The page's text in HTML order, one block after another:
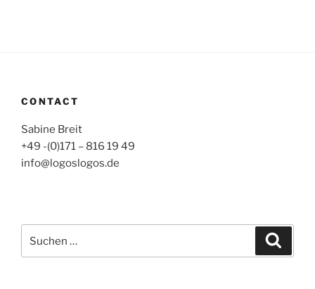
CONTACT
Sabine Breit
+49 -(0)171 – 816 19 49
info@logoslogos.de
nach: